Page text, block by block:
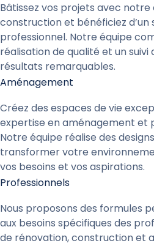
Bâtissez vos projets avec
construction et bénéficiez d’un
professionnel. Notre équipe
réalisation de qualité et un
résultats remarquables.
Aménagement
Créez des espaces de vie
expertise en aménagement et
Notre équipe réalise des
transformer votre
vos besoins et vos aspirations.
Professionnels
Nous proposons des formules
aux besoins spécifiques des
de rénovation, construction et